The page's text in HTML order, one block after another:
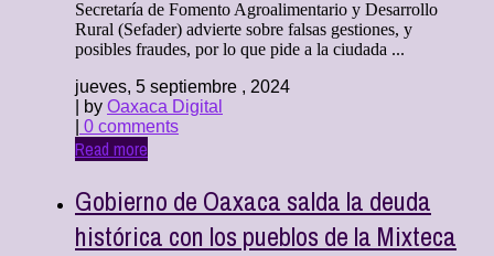
Secretaría de Fomento Agroalimentario y Desarrollo
Rural (Sefader) advierte sobre falsas gestiones, y
posibles fraudes, por lo que pide a la ciudada ...
jueves, 5 septiembre , 2024
| by Oaxaca Digital
0 comments
Read more
Gobierno de Oaxaca salda la deuda
histórica con los pueblos de la Mixteca